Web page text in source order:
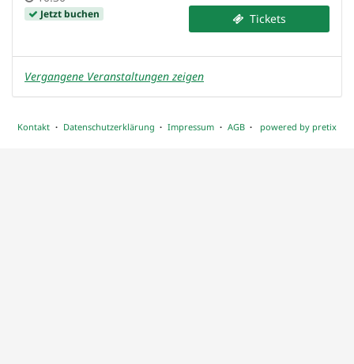
Jetzt buchen Tickets
Vergangene Veranstaltungen zeigen
Kontakt Datenschutzerklärung Impressum AGB powered by pretix